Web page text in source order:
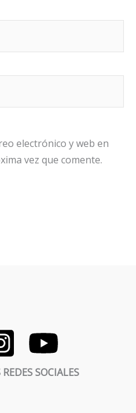
electrónico y web en
vez que comente.
SOCIALES